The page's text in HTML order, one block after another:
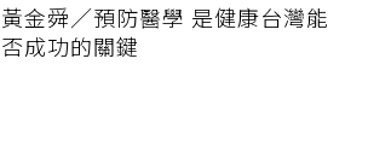
黃金舜／預防醫學 是健康台灣能
否成功的關鍵